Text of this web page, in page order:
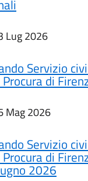
Lug 2026
Servizio
di
Mag 2026
Servizio
di
2026